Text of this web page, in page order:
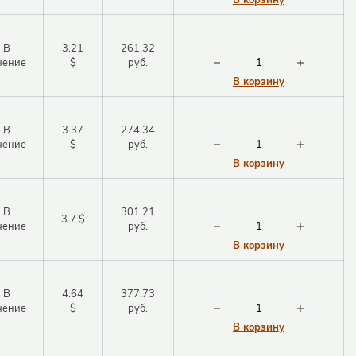
В
3.21
$
261.32
руб.
В корзину
В
3.37
$
274.34
руб.
В корзину
В
3.7 $
301.21
руб.
В корзину
В
4.64
$
377.73
руб.
В корзину